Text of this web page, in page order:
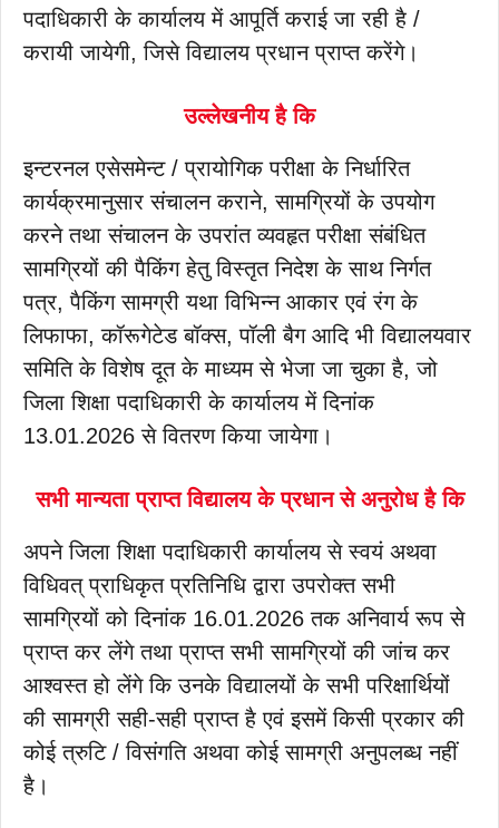
पदाधिकारी के कार्यालय में आपूर्ति कराई जा रही है /
करायी जायेगी, जिसे विद्यालय प्रधान प्राप्त करेंगे।
उल्लेखनीय है कि
इन्टरनल एसेसमेन्ट / प्रायोगिक परीक्षा के निर्धारित
कार्यक्रमानुसार संचालन कराने, सामग्रियों के उपयोग
करने तथा संचालन के उपरांत व्यवहृत परीक्षा संबंधित
सामग्रियों की पैकिंग हेतु विस्तृत निदेश के साथ निर्गत
पत्र, पैकिंग सामग्री यथा विभिन्न आकार एवं रंग के
लिफाफा, कॉरूगेटेड बॉक्स, पॉली बैग आदि भी विद्यालयवार
समिति के विशेष दूत के माध्यम से भेजा जा चुका है, जो
जिला शिक्षा पदाधिकारी के कार्यालय में दिनांक
13.01.2026 से वितरण किया जायेगा।
सभी मान्यता प्राप्त विद्यालय के प्रधान से अनुरोध है कि
अपने जिला शिक्षा पदाधिकारी कार्यालय से स्वयं अथवा
विधिवत् प्राधिकृत प्रतिनिधि द्वारा उपरोक्त सभी
सामग्रियों को दिनांक 16.01.2026 तक अनिवार्य रूप से
प्राप्त कर लेंगे तथा प्राप्त सभी सामग्रियों की जांच कर
आश्वस्त हो लेंगे कि उनके विद्यालयों के सभी परिक्षार्थियों
की सामग्री सही-सही प्राप्त है एवं इसमें किसी प्रकार की
कोई त्रुटि / विसंगति अथवा कोई सामग्री अनुपलब्ध नहीं
है।